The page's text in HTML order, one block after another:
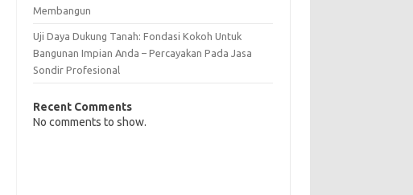
Membangun
Uji Daya Dukung Tanah: Fondasi Kokoh Untuk
Bangunan Impian Anda – Percayakan Pada Jasa
Sondir Profesional
Recent Comments
No comments to show.